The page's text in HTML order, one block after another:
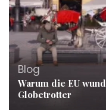
Blog
Warum die EU
Globetrotter